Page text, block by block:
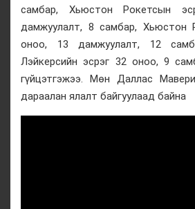
самбар, Хьюстон Рокетсын
дамжуулалт, 8 самбар, Хьюстон
оноо, 13 дамжуулалт, 12
Лэйкерсийн эсрэг 32 оноо, 9
гүйцэтгэжээ. Мөн Даллас
дараалан ялалт байгуулаад байна